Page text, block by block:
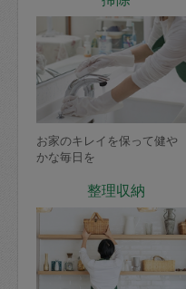
お家のキレイを保って健や
かな毎日を
整理収納